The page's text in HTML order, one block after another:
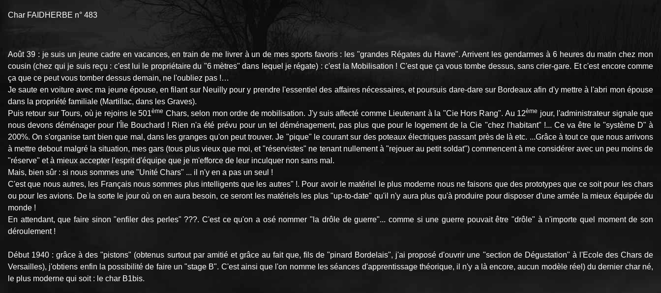
Char FAIDHERBE n° 483
Août 39 : je suis un jeune cadre en vacances, en train de me livrer à un de mes sports favoris : les "grandes Régates du Havre". Arrivent les gendarmes à 6 heures du matin chez mon
cousin (chez qui je suis reçu : c'est lui le propriétaire du "6 mètres" dans lequel je régate) : c'est la Mobilisation ! C'est que ça vous tombe dessus, sans crier-gare. Et c'est encore comme
ça que ce peut vous tomber dessus demain, ne l'oubliez pas !…
Je saute en voiture avec ma jeune épouse, en filant sur Neuilly pour y prendre l'essentiel des affaires nécessaires, et poursuis dare-dare sur Bordeaux afin d'y mettre à l'abri mon épouse
dans la propriété familiale (Martillac, dans les Graves).
Puis retour sur Tours, où je rejoins le 501ème Chars, selon mon ordre de mobilisation. J'y suis affecté comme Lieutenant à la "Cie Hors Rang". Au 12ème jour, l'administrateur signale que
nous devons déménager pour l'Île Bouchard ! Rien n'a été prévu pour un tel déménagement, pas plus que pour le logement de la Cie "chez l'habitant" !... Ce va être le "système D" à
200%. On s'organise tant bien que mal, dans les granges qu'on peut trouver. Je "pique" le courant sur des poteaux électriques passant près de là etc. ...Grâce à tout ce que nous arrivons
à mettre debout malgré la situation, mes gars (tous plus vieux que moi, et "réservistes" ne tenant nullement à "rejouer au petit soldat") commencent à me considérer avec un peu moins de
"réserve" et à mieux accepter l'esprit d'équipe que je m'efforce de leur inculquer non sans mal.
Mais, bien sûr : si nous sommes une "Unité Chars" ... il n'y en a pas un seul !
C'est que nous autres, les Français nous sommes plus intelligents que les autres" !. Pour avoir le matériel le plus moderne nous ne faisons que des prototypes que ce soit pour les chars
ou pour les avions. De la sorte le jour où on en aura besoin, ce seront les matériels les plus "up-to-date" qu'il n'y aura plus qu'à produire pour disposer d'une armée la mieux équipée du
monde !
En attendant, que faire sinon "enfiler des perles" ???. C'est ce qu'on a osé nommer "la drôle de guerre"... comme si une guerre pouvait être "drôle" à n'importe quel moment de son
déroulement !
Début 1940 : grâce à des "pistons" (obtenus surtout par amitié et grâce au fait que, fils de "pinard Bordelais", j'ai proposé d'ouvrir une "section de Dégustation" à l'Ecole des Chars de
Versailles), j'obtiens enfin la possibilité de faire un "stage B". C'est ainsi que l'on nomme les séances d'apprentissage théorique, il n'y a là encore, aucun modèle réel) du dernier char né,
le plus moderne qui soit : le char B1bis.